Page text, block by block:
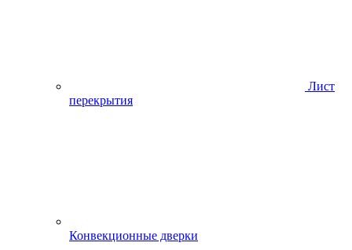
Лист
перекрытия
Конвекционные дверки